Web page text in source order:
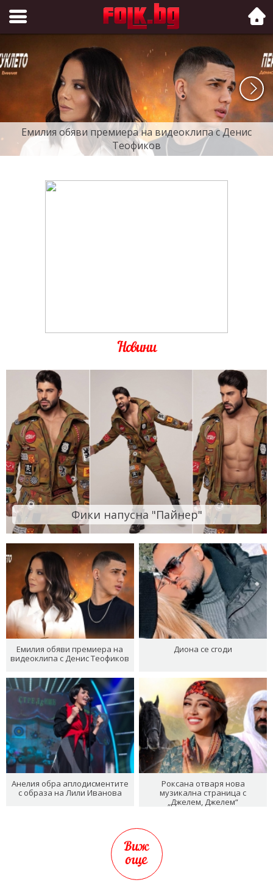
Folk.bg
Емилия обяви премиера на видеоклипа с Денис
Теофиков
Новини
Фики напусна "Пайнер"
Емилия обяви премиера на
видеоклипа с Денис Теофиков
Диона се сгоди
Анелия обра аплодисментите
с образа на Лили Иванова
Роксана отваря нова
музикална страница с
„Джелем, Джелем“
Виж
още